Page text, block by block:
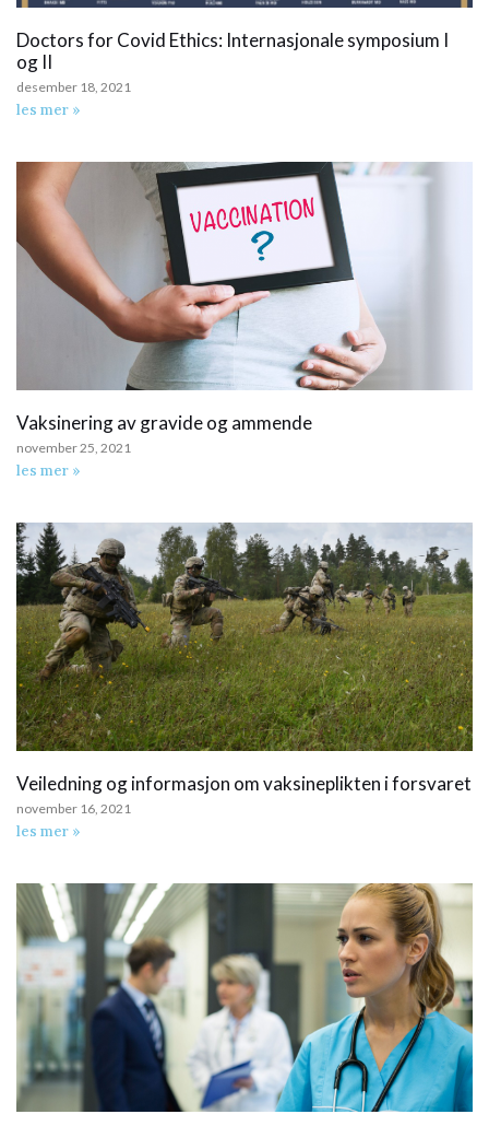
Doctors for Covid Ethics: Internasjonale symposium I
og II
desember 18, 2021
les mer »
Vaksinering av gravide og ammende
november 25, 2021
les mer »
Veiledning og informasjon om vaksineplikten i forsvaret
november 16, 2021
les mer »